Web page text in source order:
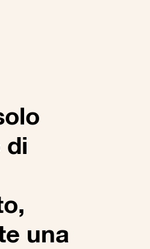
di
una